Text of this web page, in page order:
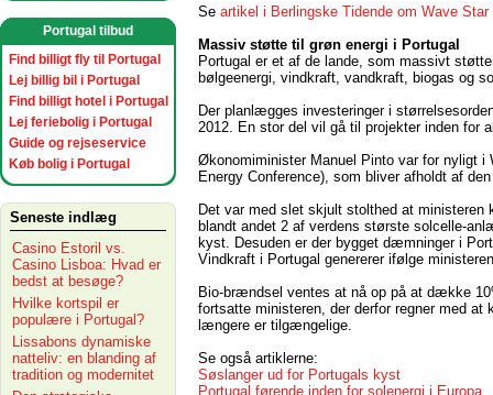
Portugal tilbud
Find billigt fly til Portugal
Lej billig bil i Portugal
Find billigt hotel i Portugal
Lej feriebolig i Portugal
Guide og rejseservice
Køb bolig i Portugal
Seneste indlæg
Casino Estoril vs.
Casino Lisboa: Hvad er
bedst at besøge?
Hvilke kortspil er
populære i Portugal?
Lissabons dynamiske
natteliv: en blanding af
tradition og modernitet
Se artikel i Berlingske Tidende om Wave Star
Massiv støtte til grøn energi i Portugal
Portugal er et af de lande, som massivt
bølgeenergi, vindkraft, vandkraft, biogas og
Der planlægges investeringer i
2012. En stor del vil gå til projekter inden for
Økonomiminister Manuel Pinto var for nyligt i
Energy Conference), som bliver afholdt af
Det var med slet skjult stolthed at ministeren
blandt andet 2 af verdens største solcelle-
kyst. Desuden er der bygget dæmninger i
Vindkraft i Portugal genererer ifølge
Bio-brændsel ventes at nå op på at dække
fortsatte ministeren, der derfor regner med
længere er tilgængelige.
Se også artiklerne:
Søslanger ud for Portugals kyst
Portugal førende inden for solenergi i Europa